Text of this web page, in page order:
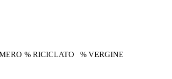
% RICICLATO % VERGINE